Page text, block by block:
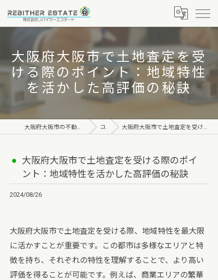
大阪府大阪市で土地査定を受
ける際のポイント：地域特性
を活かした高評価の秘訣
大阪府大阪市の不動産なら株式会社リバイザーエステート コラム 大阪府大阪市で土地査定を受ける際のポイント：地域特性を活かした高評価の秘訣
大阪府大阪市で土地査定を受ける際のポイ
ント：地域特性を活かした高評価の秘訣
2024/08/26
大阪府大阪市で土地査定を受ける際、地域特性を最大限
に活かすことが重要です。この都市は多様なエリアと特
徴を持ち、それぞれの特性を理解することで、より高い
評価を得ることが可能です。例えば、商業エリアの繁華